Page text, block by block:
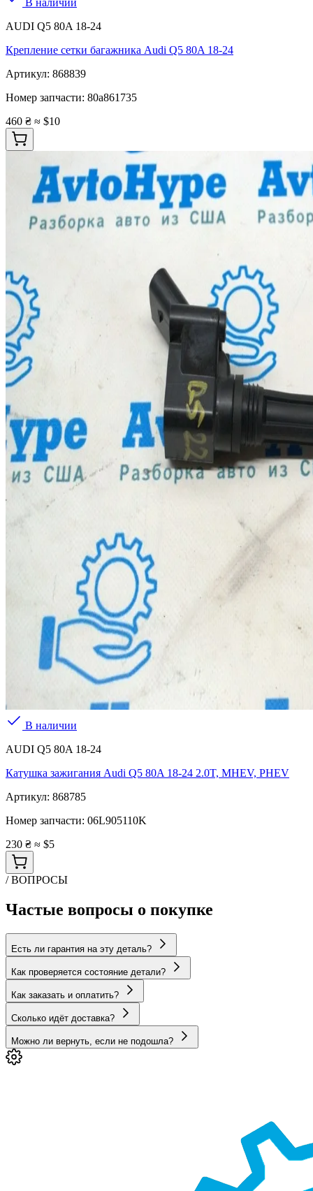
В наличии
AUDI Q5 80A 18-24
Крепление сетки багажника Audi Q5 80A 18-24
Артикул: 868839
Номер запчасти: 80a861735
460 ₴ ≈ $10
В наличии
AUDI Q5 80A 18-24
Катушка зажигания Audi Q5 80A 18-24 2.0T, MHEV, PHEV
Артикул: 868785
Номер запчасти: 06L905110K
230 ₴ ≈ $5
/ ВОПРОСЫ
Частые вопросы о покупке
Есть ли гарантия на эту деталь?
Как проверяется состояние детали?
Как заказать и оплатить?
Сколько идёт доставка?
Можно ли вернуть, если не подошла?